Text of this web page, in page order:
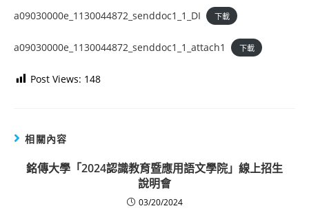
a09030000e_1130044872_senddoc1_1_DI 下載
a09030000e_1130044872_senddoc1_1_attach1 下載
Post Views: 148
相關內容
銘傳大學「2024認識教育暨應用語文學院」線上招生
說明會
03/20/2024